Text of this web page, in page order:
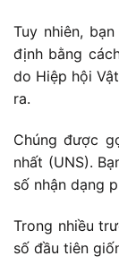
Tuy nhiên,
định bằng
do Hiệp hội
ra.
Chúng được
nhất (UNS).
số nhận dạng
Trong nhiều
số đầu tiên